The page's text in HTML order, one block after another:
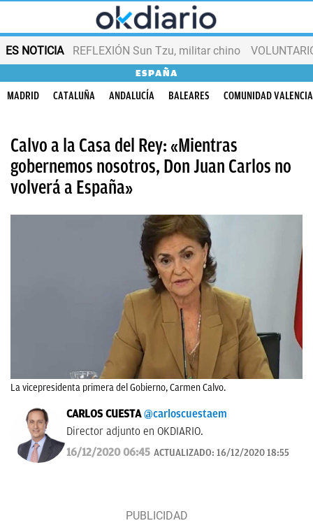
ES NOTICIA REFLEXIÓN Sun Tzu, militar chino
ESPAÑA
MADRID CATALUÑA ANDALUCÍA BALEARES COMUNIDAD
Calvo a la Casa del Rey: «Mientras
gobernemos nosotros, Don Juan Carlos no
volverá a España»
La vicepresidenta primera del Gobierno, Carmen Calvo.
CARLOS CUESTA @carloscuestaem
Director adjunto en OKDIARIO.
16/12/2020 06:45 ACTUALIZADO: 16/12/2020 18:55